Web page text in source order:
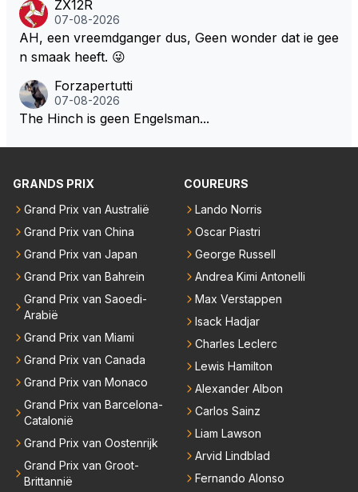
l bij Windsor op te roepen. Maar in een tijd zonder r
aces zijn dit leuke berichtjes
ZX12R
07-08-2026
AH, een vreemdganger dus, Geen wonder dat ie gee
n smaak heeft. 😜
Forzapertutti
07-08-2026
The Hinch is geen Engelsman...
GRANDS PRIX
Grand Prix van Australië
Grand Prix van China
Grand Prix van Japan
Grand Prix van Bahrein
Grand Prix van Saoedi-
Arabië
Grand Prix van Miami
Grand Prix van Canada
Grand Prix van Monaco
Grand Prix van Barcelona-
Catalonië
Grand Prix van Oostenrijk
Grand Prix van Groot-
Brittannië
COUREURS
Lando Norris
Oscar Piastri
George Russell
Andrea Kimi Antonelli
Max Verstappen
Isack Hadjar
Charles Leclerc
Lewis Hamilton
Alexander Albon
Carlos Sainz
Liam Lawson
Arvid Lindblad
Fernando Alonso